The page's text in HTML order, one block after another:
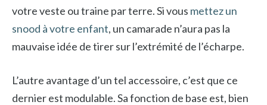
votre veste ou traine par terre. Si vous mettez un
snood à votre enfant, un camarade n’aura pas la
mauvaise idée de tirer sur l’extrémité de l’écharpe.
L’autre avantage d’un tel accessoire, c’est que ce
dernier est modulable. Sa fonction de base est, bien